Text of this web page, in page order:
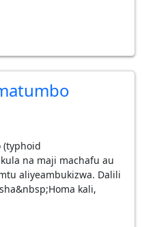
(typhoid
na maji machafu au
aliyeambukizwa. Dalili
kali,